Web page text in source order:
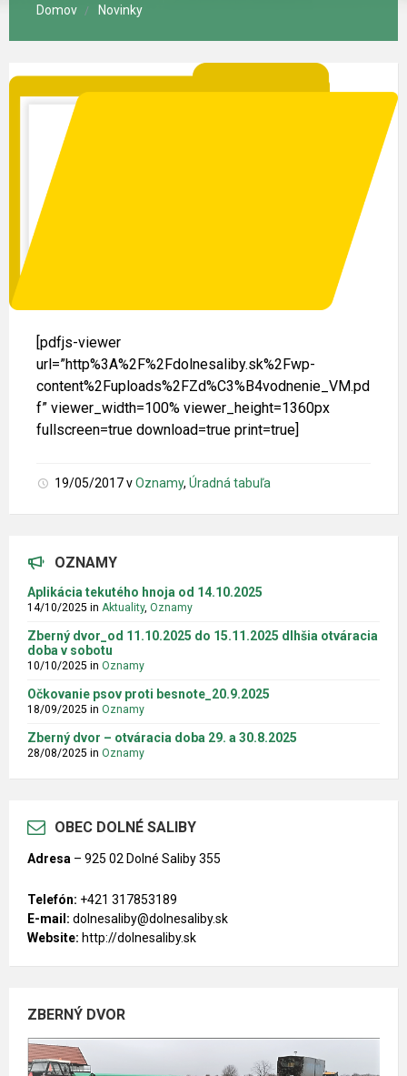
Domov Novinky
[pdfjs-viewer
url=”http%3A%2F%2Fdolnesaliby.sk%2Fwp-
content%2Fuploads%2FZd%C3%B4vodnenie_VM.pd
f” viewer_width=100% viewer_height=1360px
fullscreen=true download=true print=true]
19/05/2017vOznamy, Úradná tabuľa
OZNAMY
Aplikácia tekutého hnoja od 14.10.2025
14/10/2025 in Aktuality, Oznamy
Zberný dvor_od 11.10.2025 do 15.11.2025 dlhšia otváracia
doba v sobotu
10/10/2025 in Oznamy
Očkovanie psov proti besnote_20.9.2025
18/09/2025 in Oznamy
Zberný dvor – otváracia doba 29. a 30.8.2025
28/08/2025 in Oznamy
OBEC DOLNÉ SALIBY
Adresa – 925 02 Dolné Saliby 355
Telefón: +421 317853189
E-mail: dolnesaliby@dolnesaliby.sk
Website: http://dolnesaliby.sk
ZBERNÝ DVOR